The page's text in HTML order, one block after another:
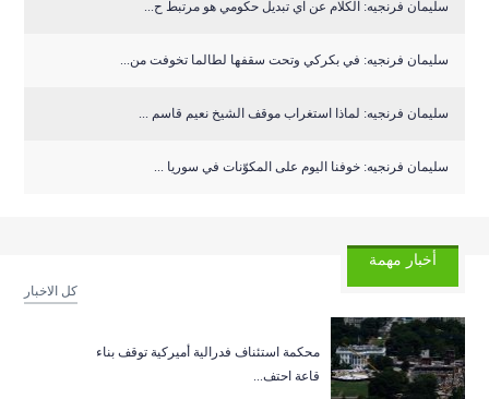
سليمان فرنجيه: الكلام عن اي تبديل حكومي هو مرتبط ح...
سليمان فرنجيه: في بكركي وتحت سقفها لطالما تخوفت من...
سليمان فرنجيه: لماذا استغراب موقف الشيخ نعيم قاسم ...
سليمان فرنجيه: خوفنا اليوم على المكوّنات في سوريا ...
أخبار مهمة
كل الاخبار
‏محكمة استئناف فدرالية أميركية توقف بناء
قاعة احتف...